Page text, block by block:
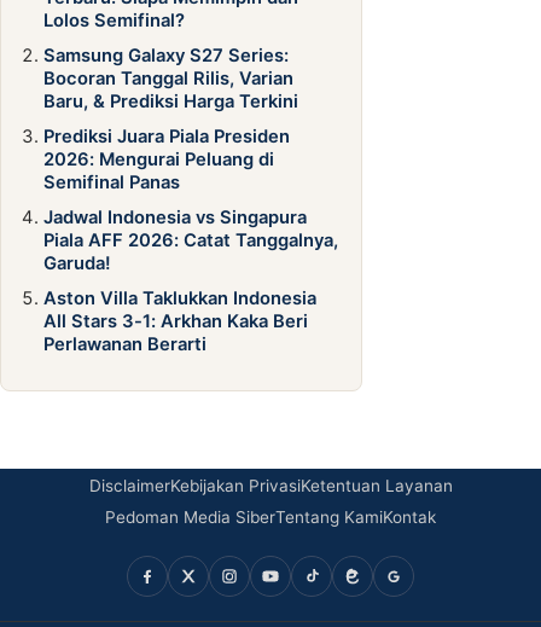
Lolos Semifinal?
Samsung Galaxy S27 Series:
Bocoran Tanggal Rilis, Varian
Baru, & Prediksi Harga Terkini
Prediksi Juara Piala Presiden
2026: Mengurai Peluang di
Semifinal Panas
Jadwal Indonesia vs Singapura
Piala AFF 2026: Catat Tanggalnya,
Garuda!
Aston Villa Taklukkan Indonesia
All Stars 3-1: Arkhan Kaka Beri
Perlawanan Berarti
DisclaimerKebijakan PrivasiKetentuan Layanan
Pedoman Media SiberTentang KamiKontak